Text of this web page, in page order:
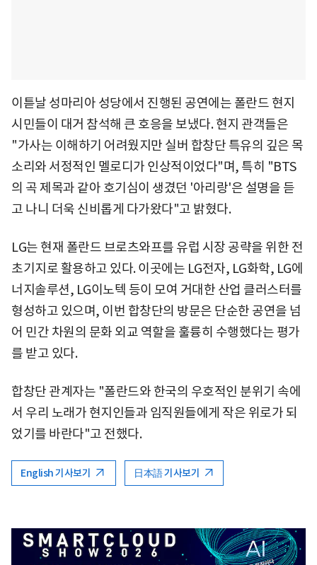
이튿날 성마리아 성당에서 진행된 공연에는 폴란드 현지
시민들이 대거 참석해 큰 호응을 보냈다. 현지 관객들은
"가사는 이해하기 어려웠지만 실버 합창단 특유의 깊은 목
소리와 서정적인 멜로디가 인상적이었다"며, 특히 "BTS
의 곡 제목과 같아 호기심이 생겼던 '아리랑'은 설명을 듣
고 나니 더욱 신비롭게 다가왔다"고 밝혔다.
LG는 현재 폴란드 브로츠와프를 유럽 시장 공략을 위한 전
초기지로 활용하고 있다. 이곳에는 LG전자, LG화학, LG에
너지솔루션, LG이노텍 등이 모여 거대한 산업 클러스터를
형성하고 있으며, 이번 합창단의 방문은 단순한 공연을 넘
어 민간 차원의 문화 외교 역할을 훌륭히 수행했다는 평가
를 받고 있다.
합창단 관계자는 "폴란드와 한국의 우호적인 분위기 속에
서 우리 노래가 현지인들과 임직원들에게 작은 위로가 되
었기를 바란다"고 전했다.
English 기사보기 日本語 기사보기